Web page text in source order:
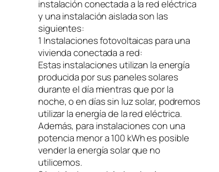
instalación conectada a la red eléctrica
y una instalación aislada son las
siguientes:
1 Instalaciones fotovoltaicas para una
vivienda conectada a red:
Estas instalaciones utilizan la energía
producida por sus paneles solares
durante el día mientras que por la
noche, o en días sin luz solar, podremos
utilizar la energía de la red eléctrica.
Además, para instalaciones con una
potencia menor a 100 kWh es posible
vender la energía solar que no
utilicemos.